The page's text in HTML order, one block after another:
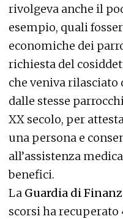
rivolgeva anche il
esempio, quali
economiche dei
richiesta del
che veniva rilasciato
dalle stesse
XX secolo, per
una persona e
all’assistenza
benefici.
La Guardia di
scorsi ha recuperato